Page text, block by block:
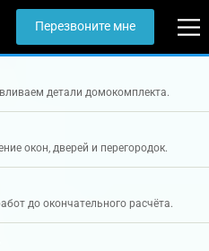
Перезвоните мне
детали домокомплекта.
окон, дверей и перегородок.
до окончательного расчёта.